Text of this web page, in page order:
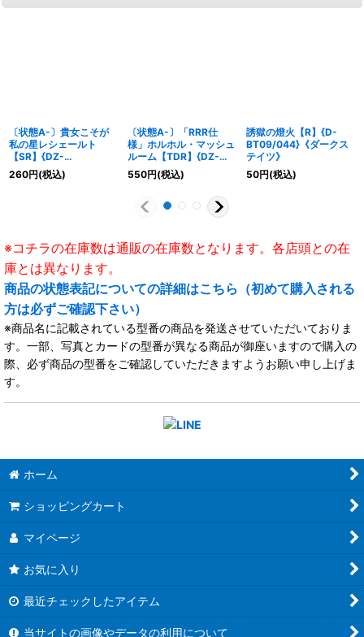
〔状態A-〕貴女こそが
私の星レシェールト
【SR】{DZ-
LBT01/SR14}《リリカ
ルモナステリオ》
260円(税込)
〔状態A-〕「RRR仕
様」ホルホル・マッシュ
ルーム【TDR】{DZ-
SS08/012R}《ストイケ
イア》
550円(税込)
誘獄の燈火【R】{D-
BT09/044}《ダークス
テイツ》
50円(税込)
※コチラの在庫数は通販の在庫数となります。各店頭との在
庫とは異なります。
商品の状態表記についての詳細はこちら（初めて購入される
方は必ずご確認下さい）
※商品名に記載されている型番の商品を発送させていただいておりま
す。一部、写真とカードの型番が異なる商品が御座いますので購入の
際、必ず商品の型番をご確認していただきますようお願い申し上げま
す。
ホーム
ショッピングカート
マイページ
お気に入り
最近チェックしたアイテム
当サイトの画像やデータの利用について